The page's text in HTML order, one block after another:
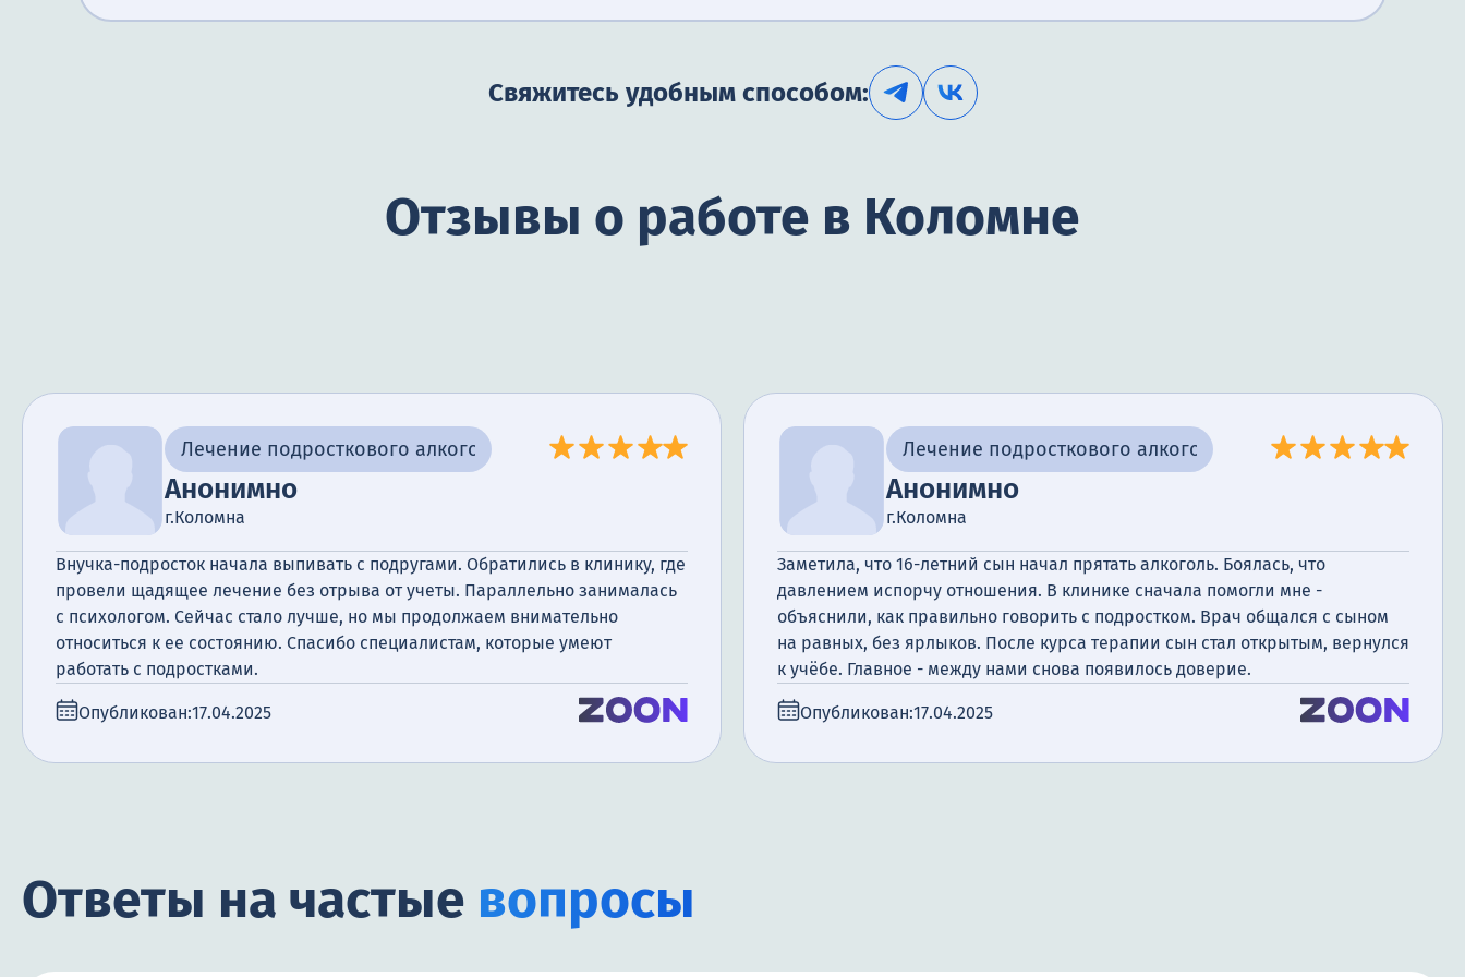
Свяжитесь удобным способом:
Отзывы о работе в Коломне
Лечение подросткового алкоголизма
Анонимно
г.Коломна
Внучка-подросток начала выпивать с подругами. Обратились в клинику, где
провели щадящее лечение без отрыва от учеты. Параллельно занималась
с психологом. Сейчас стало лучше, но мы продолжаем внимательно
относиться к ее состоянию. Спасибо специалистам, которые умеют
работать с подростками.
Опубликован:17.04.2025
Лечение подросткового алкоголизма
Анонимно
г.Коломна
Заметила, что 16-летний сын начал прятать алкоголь. Боялась, что
давлением испорчу отношения. В клинике сначала помогли мне -
объяснили, как правильно говорить с подростком. Врач общался с сыном
на равных, без ярлыков. После курса терапии сын стал открытым, вернулся
к учёбе. Главное - между нами снова появилось доверие.
Опубликован:17.04.2025
Ответы на частые вопросы